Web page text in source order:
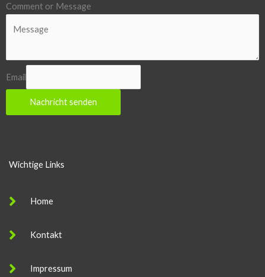
Comment or Message
Email
Nachricht senden
Wichtige Links
Home
Kontakt
Impressum